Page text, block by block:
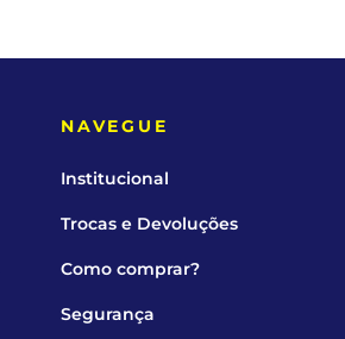
NAVEGUE
Institucional
Trocas e Devoluções
Como comprar?
Segurança